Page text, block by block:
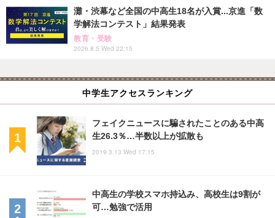
灘・渋幕など全国の中高生18名が入賞...京進「数
学解法コンテスト」結果発表
教育・受験
2026.8.5 Wed 22:15
中学生アクセスランキング
フェイクニュースに騙されたことのある中高
生26.3％…半数以上が拡散も
2019.3.13 Wed 17:15
中高生の学校スマホ持込み、高校生は9割が
可…勉強で活用